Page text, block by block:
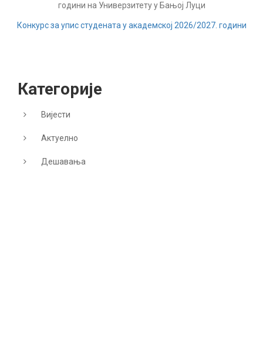
години на Универзитету у Бањој Луци
Конкурс за упис студената у академској 2026/2027. години
Категорије
Вијести
Актуелно
Дешавања